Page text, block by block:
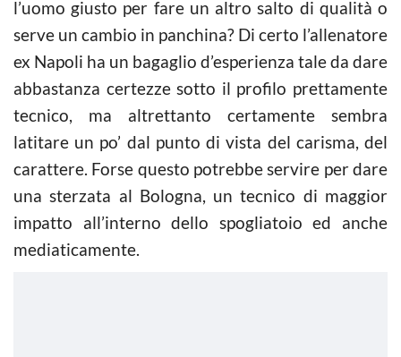
l’uomo giusto per fare un altro salto di qualità o
serve un cambio in panchina? Di certo l’allenatore
ex Napoli ha un bagaglio d’esperienza tale da dare
abbastanza certezze sotto il profilo prettamente
tecnico, ma altrettanto certamente sembra
latitare un po’ dal punto di vista del carisma, del
carattere. Forse questo potrebbe servire per dare
una sterzata al Bologna, un tecnico di maggior
impatto all’interno dello spogliatoio ed anche
mediaticamente.